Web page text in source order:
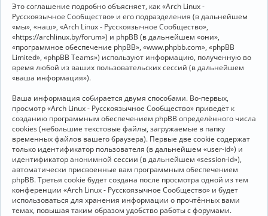
к
и
и
е
н
та
ц
я
Это соглашение подробно объясняет, как «Arch Linux -
Русскоязычное Сообщество» и его подразделения (в дальнейшем
«мы», «наш», «Arch Linux - Русскоязычное Сообщество»,
«https://archlinux.by/forum») и phpBB (в дальнейшем «они»,
«программное обеспечение phpBB», «www.phpbb.com», «phpBB
Limited», «phpBB Teams») используют информацию, полученную во
время любой из ваших пользовательских сессий (в дальнейшем
«ваша информация»).
Ваша информация собирается двумя способами. Во-первых,
просмотр «Arch Linux - Русскоязычное Сообщество» приведёт к
созданию программным обеспечением phpBB определённого числа
cookies (небольшие текстовые файлы, загружаемые в папку
временных файлов вашего браузера). Первые две cookie содержат
только идентификатор пользователя (в дальнейшем «user-id») и
идентификатор анонимной сессии (в дальнейшем «session-id»),
автоматически присвоенные вам программным обеспечением
phpBB. Третья cookie будет создана после просмотра одной из тем
конференции «Arch Linux - Русскоязычное Сообщество» и будет
использоваться для хранения информации о прочтённых вами
темах, повышая таким образом удобство работы с форумами.